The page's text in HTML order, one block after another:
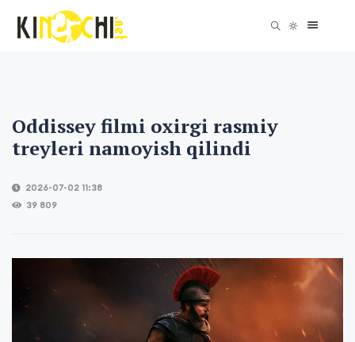
Oddissey filmi oxirgi rasmiy
treyleri namoyish qilindi
2026-07-02 11:38
39 809